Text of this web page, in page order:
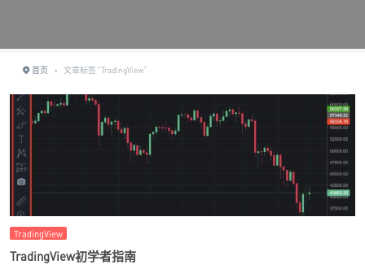
首页 › 文章标签 "TradingView"
TradingView
TradingView初学者指南